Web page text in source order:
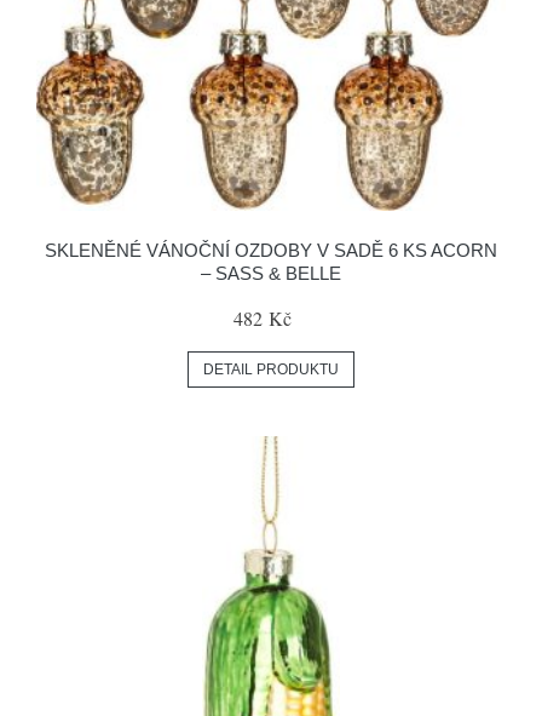
SKLENĚNÉ VÁNOČNÍ OZDOBY V SADĚ 6 KS ACORN
– SASS & BELLE
482 Kč
DETAIL PRODUKTU